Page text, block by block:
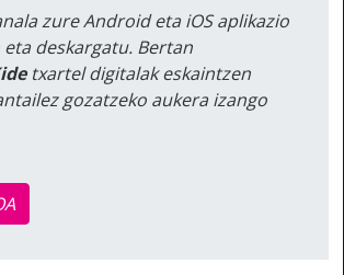
zure Android eta iOS aplikazio
deskargatu. Bertan
txartel digitalak eskaintzen
gozatzeko aukera izango